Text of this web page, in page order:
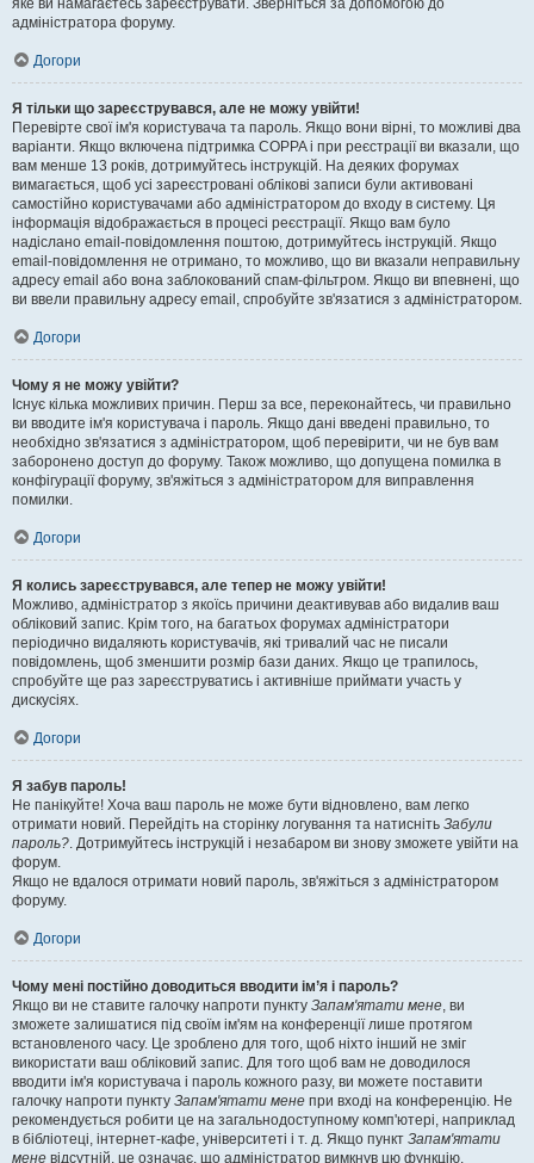
яке ви намагаєтесь зареєструвати. Зверніться за допомогою до
адміністратора форуму.
Догори
Я тільки що зареєструвався, але не можу увійти!
Перевірте свої ім'я користувача та пароль. Якщо вони вірні, то можливі два
варіанти. Якщо включена підтримка COPPA і при реєстрації ви вказали, що
вам менше 13 років, дотримуйтесь інструкцій. На деяких форумах
вимагається, щоб усі зареєстровані облікові записи були активовані
самостійно користувачами або адміністратором до входу в систему. Ця
інформація відображається в процесі реєстрації. Якщо вам було
надіслано email-повідомлення поштою, дотримуйтесь інструкцій. Якщо
email-повідомлення не отримано, то можливо, що ви вказали неправильну
адресу email або вона заблокований спам-фільтром. Якщо ви впевнені, що
ви ввели правильну адресу email, спробуйте зв'язатися з адміністратором.
Догори
Чому я не можу увійти?
Існує кілька можливих причин. Перш за все, переконайтесь, чи правильно
ви вводите ім'я користувача і пароль. Якщо дані введені правильно, то
необхідно зв'язатися з адміністратором, щоб перевірити, чи не був вам
заборонено доступ до форуму. Також можливо, що допущена помилка в
конфігурації форуму, зв'яжіться з адміністратором для виправлення
помилки.
Догори
Я колись зареєструвався, але тепер не можу увійти!
Можливо, адміністратор з якоїсь причини деактивував або видалив ваш
обліковий запис. Крім того, на багатьох форумах адміністратори
періодично видаляють користувачів, які тривалий час не писали
повідомлень, щоб зменшити розмір бази даних. Якщо це трапилось,
спробуйте ще раз зареєструватись і активніше приймати участь у
дискусіях.
Догори
Я забув пароль!
Не панікуйте! Хоча ваш пароль не може бути відновлено, вам легко
отримати новий. Перейдіть на сторінку логування та натисніть Забули
пароль?. Дотримуйтесь інструкцій і незабаром ви знову зможете увійти на
форум.
Якщо не вдалося отримати новий пароль, зв'яжіться з адміністратором
форуму.
Догори
Чому мені постійно доводиться вводити ім’я і пароль?
Якщо ви не ставите галочку напроти пункту Запам'ятати мене, ви
зможете залишатися під своїм ім'ям на конференції лише протягом
встановленого часу. Це зроблено для того, щоб ніхто інший не зміг
використати ваш обліковий запис. Для того щоб вам не доводилося
вводити ім'я користувача і пароль кожного разу, ви можете поставити
галочку напроти пункту Запам'ятати мене при вході на конференцію. Не
рекомендується робити це на загальнодоступному комп'ютері, наприклад
в бібліотеці, інтернет-кафе, університеті і т. д. Якщо пункт Запам'ятати
мене відсутній, це означає, що адміністратор вимкнув цю функцію.